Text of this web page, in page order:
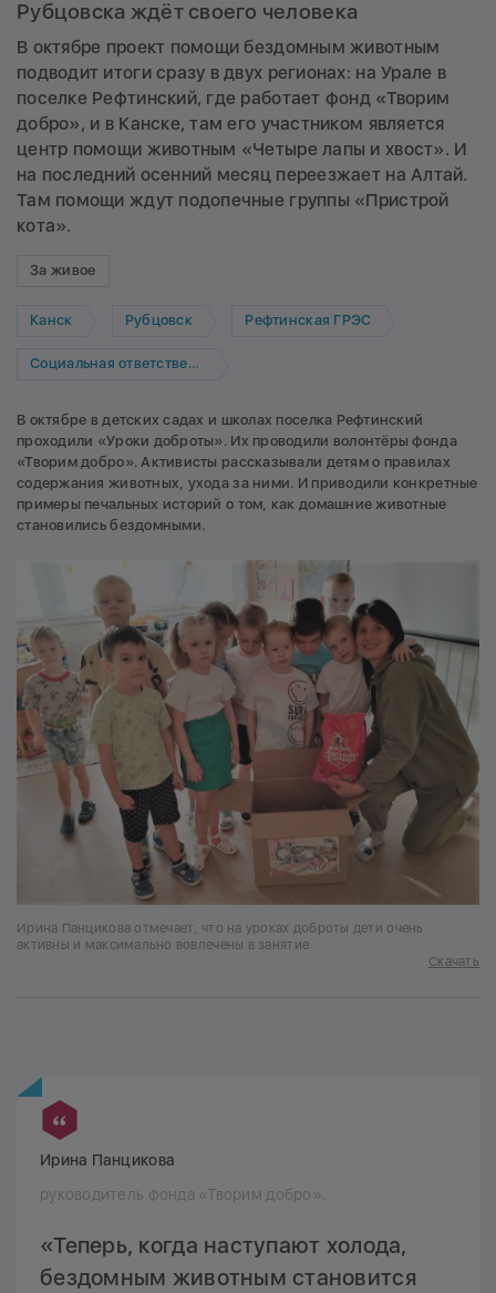
Рубцовска ждёт своего человека
В октябре проект помощи бездомным животным
подводит итоги сразу в двух регионах: на Урале в
поселке Рефтинский, где работает фонд «Творим
добро», и в Канске, там его участником является
центр помощи животным «Четыре лапы и хвост». И
на последний осенний месяц переезжает на Алтай.
Там помощи ждут подопечные группы «Пристрой
кота».
За живое
Канск Рубцовск Рефтинская ГРЭС
Социальная ответственность
В октябре в детских садах и школах поселка Рефтинский
проходили «Уроки доброты». Их проводили волонтёры фонда
«Творим добро». Активисты рассказывали детям о правилах
содержания животных, ухода за ними. И приводили конкретные
примеры печальных историй о том, как домашние животные
становились бездомными.
Ирина Панцикова отмечает, что на уроках доброты дети очень
активны и максимально вовлечены в занятие
Скачать
Ирина Панцикова
руководитель фонда «Творим добро».
«Теперь, когда наступают холода,
бездомным животным становится